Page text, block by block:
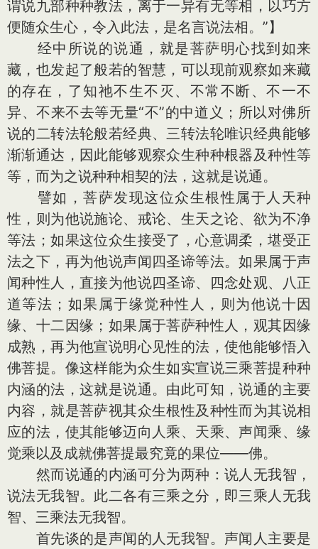
谓说九部种种教法，离于一异有无等相，以巧方
便随众生心，令入此法，是名言说法相。”】
经中所说的说通，就是菩萨明心找到如来
藏，也发起了般若的智慧，可以现前观察如来藏
的存在，了知祂不生不灭、不常不断、不一不
异、不来不去等无量“不”的中道义；所以对佛所
说的二转法轮般若经典、三转法轮唯识经典能够
渐渐通达，因此能够观察众生种种根器及种性等
等，而为之说种种相契的法，这就是说通。
譬如，菩萨发现这位众生根性属于人天种
性，则为他说施论、戒论、生天之论、欲为不净
等法；如果这位众生接受了，心意调柔，堪受正
法之下，再为他说声闻四圣谛等法。如果属于声
闻种性人，直接为他说四圣谛、四念处观、八正
道等法；如果属于缘觉种性人，则为他说十因
缘、十二因缘；如果属于菩萨种性人，观其因缘
成熟，再为他宣说明心见性的法，使他能够悟入
佛菩提。像这样能为众生如实宣说三乘菩提种种
内涵的法，这就是说通。由此可知，说通的主要
内容，就是菩萨视其众生根性及种性而为其说相
应的法，使其能够迈向人乘、天乘、声闻乘、缘
觉乘以及成就佛菩提最究竟的果位——佛。
然而说通的内涵可分为两种：说人无我智，
说法无我智。此二各有三乘之分，即三乘人无我
智、三乘法无我智。
首先谈的是声闻的人无我智。声闻人主要是